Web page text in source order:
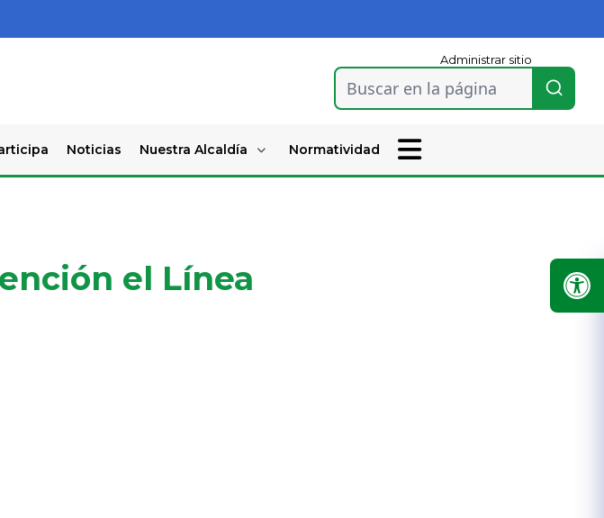
Administrar sitio
Buscar en la página
Noticias Nuestra Alcaldía Normatividad
el Línea